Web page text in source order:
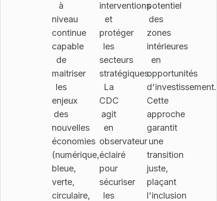
à
niveau
continue
capable
de
maitriser
les
enjeux
des
nouvelles
économies
(numérique,
bleue,
verte,
circulaire,
interventions
et
protéger
les
secteurs
stratégiques.
La
CDC
agit
en
observateur
éclairé
pour
sécuriser
les
potentiel
des
zones
intérieures
en
opportunités
d'investissement.
Cette
approche
garantit
une
transition
juste,
plaçant
l'inclusion